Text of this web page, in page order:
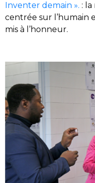
Inventer demain ». :
centrée sur l’humain
mis à l’honneur.